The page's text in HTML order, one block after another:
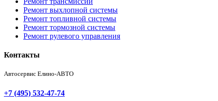
Ремонт выхлопной системы
Ремонт топливной системы
Ремонт тормозной системы
Ремонт рулевого управления
Контакты
Автосервис Елино-АВТО
+7 (495) 532-47-74